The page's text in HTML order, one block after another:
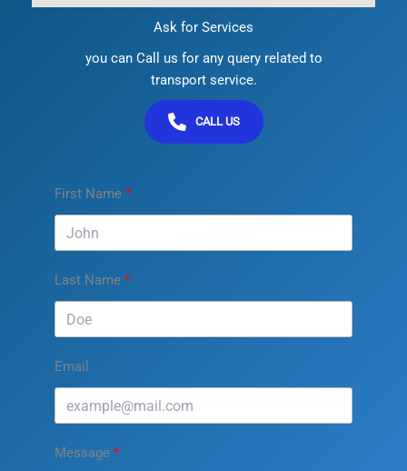
Ask for Services
you can Call us for any query related to
transport service.
CALL US
First Name
Last Name
Email
Message